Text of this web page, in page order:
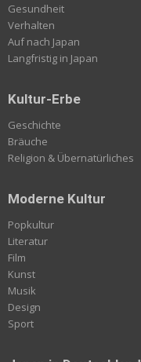
Gesundheit
Verhalten
Auf nach Japan
Langfristig in Japan
Kultur-Erbe
Geschichte
Bräuche
Religion & Übernatürliches
Moderne Kultur
Popkultur
Literatur
Film
Kunst
Musik
Design
Sport